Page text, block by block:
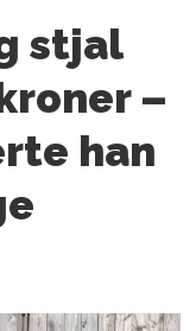
stjal
–
han